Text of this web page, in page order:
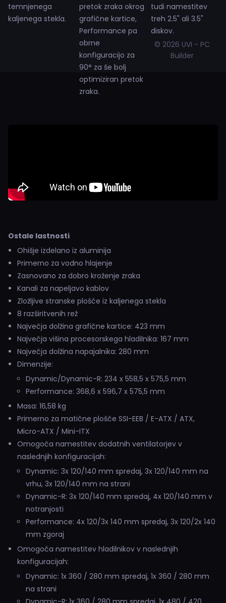
temnjenega
kaljenega stekla.
pretok zraka okrog
grafične kartice,
Performance pa
obrne
konfiguracijo za
90° za še bolj
optimiziran pretok
zraka.
tudi namestitev
treh 2.5" ali 3.5"
diskov.
Ostale lastnosti
Ohišje izdelano iz aluminija
Primerno za vodno hlajenje
Zasnovano za dobro kroženje zraka
Kanali za napeljavo kablov
Zložljive stranske plošče iz kaljenega stekla
8 razširitvenih rež
Največja dolžina grafične kartice: 423 mm
Največja višina procesorskega hladilnika: 167 mm
Največja dolžina napajalnika: 280 mm
Dimenzije:
Dynamic/Dynamic-R: 234 x 558,5 x 575,5 mm
Performance: 368,6 x 596,7 x 575,5 mm
Masa: 16,58 kg
Primerno za matične plošče SSI-EEB / E-ATX / ATX,
Micro-ATX / Mini-ITX
Omogoča namestitev dodatnih ventilatorjev v
naslednjih konfiguracijah:
Dynamic: 3x 120/140 mm spredaj, 3x 120/140 mm na
vrhu, 3x 120/140 mm na strani
Dynamic-R: 3x 120/140 mm spredaj, 4x 120/140 mm v
notranjosti
Performance: 4x 120/3x 140 mm spredaj, 3x 120/2x 140
mm zgoraj
Omogoča namestitev hladilnikov v naslednjih
konfiguracijah:
Dynamic: 1x 360 / 280 mm spredaj, 1x 360 / 280 mm
na strani
© 2026 UVI - PC
Builder